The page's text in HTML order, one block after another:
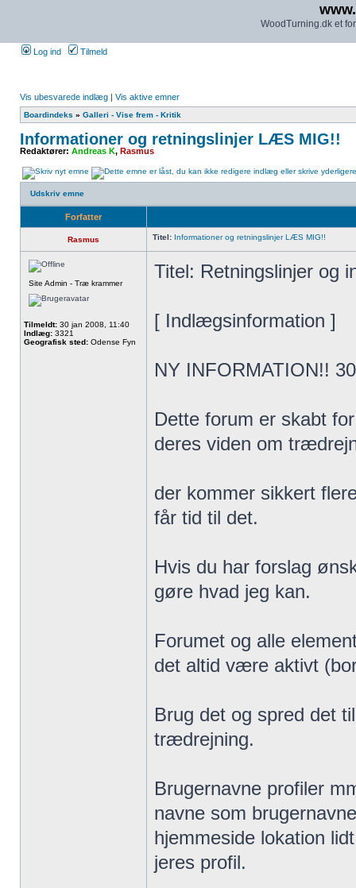
WoodTurning.dk et
Log ind Tilmeld
Vis ubesvarede indlæg | Vis aktive emner
Boardindeks » Galleri - Vise frem - Kritik
Informationer og retningslinjer LÆS MIG!!
Redaktører: Andreas K, Rasmus
Udskriv emne
Forfatter
Rasmus Titel: Informationer og retningslinjer LÆS MIG!!
Site Admin - Træ krammer
Tilmeldt: 30 jan 2008, 11:40
Indlæg: 3321
Geografisk sted: Odense Fyn
Titel: Retningslinjer og
[ Indlægsinformation ]
NY INFORMATION!!
Dette forum er skabt
deres viden om
der kommer sikkert
får tid til det.
Hvis du har forslag
gøre hvad jeg kan.
Forumet og alle
det altid være aktivt
Brug det og spred det
trædrejning.
Brugernavne profiler
navne som
hjemmeside lokation
jeres profil.